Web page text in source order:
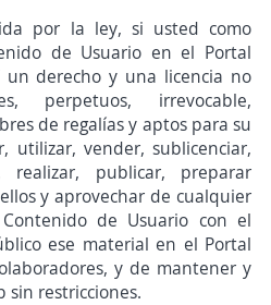
por la ley, si usted como
de Usuario en el Portal
un derecho y una licencia no
perpetuos, irrevocable,
de regalías y aptos para su
utilizar, vender, sublicenciar,
realizar, publicar, preparar
y aprovechar de cualquier
de Usuario con el
ese material en el Portal
y de mantener y
sin restricciones.